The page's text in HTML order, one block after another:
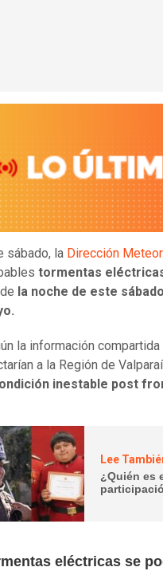
sábado, la Dirección
tormentas
la noche de este
la información
a la Región de
inestable post
Lee
¿Quién es
eléctricas se